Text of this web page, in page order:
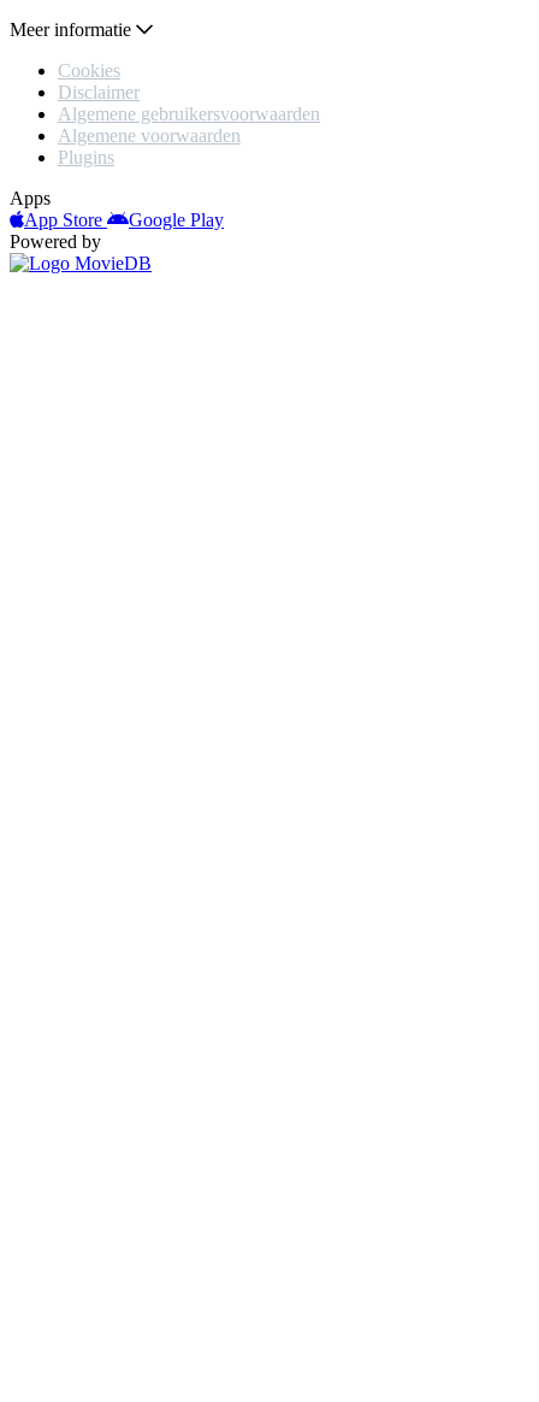
Meer informatie
Cookies
Disclaimer
Algemene gebruikersvoorwaarden
Algemene voorwaarden
Plugins
Apps
App Store
Google Play
Powered by